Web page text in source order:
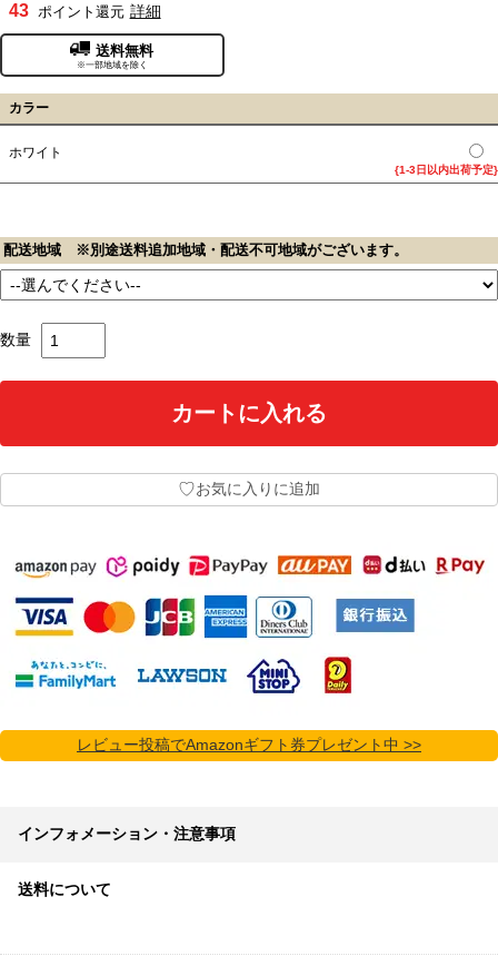
43 ポイント還元 詳細
送料無料
※一部地域を除く
カラー
ホワイト
{1-3日以内出荷予定}
配送地域 ※別途送料追加地域・配送不可地域がございます。
数量
♡お気に入りに追加
レビュー投稿でAmazonギフト券プレゼント中 >>
インフォメーション・注意事項
送料について